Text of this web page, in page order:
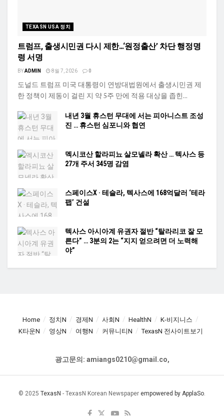
TEXASN USA 정치
트럼프, 출생시민권 다시 제한…‘원정출산’ 차단 행정명
령 서명
BYADMIN 8월 7, 2026 0
도널드 트럼프 미국 대통령이 연방대법원에서 출생시민권 제
한 정책이 제동이 걸린 지 약 5주 만에 적용 대상을 좁힌...
내년 3월 휴스턴 무대에 서는 피아니스트 조성
진 … 휴스턴 심포니와 협연
멕시코산 할라피뇨 살모넬라 확산 … 텍사스 등
27개 주서 345명 감염
스페이스X · 테슬라, 텍사스에 168억달러 ‘테라
팹’ 건설
텍사스 아시아계 유권자 절반 “탈라리코 잘 모
른다” … 3분의 2는 “지지 얻으려면 더 노력해
야”
Home 정치N 경제N 사회N HealthN
K-비지니스
K타운N
영상N 여행N 커뮤니티N TexasN 전사이트보기
광고문의: amiangs0210@gmail.co,
© 2025 TexasN - TexasN Korean Newspaper empowered by ApplaSo.